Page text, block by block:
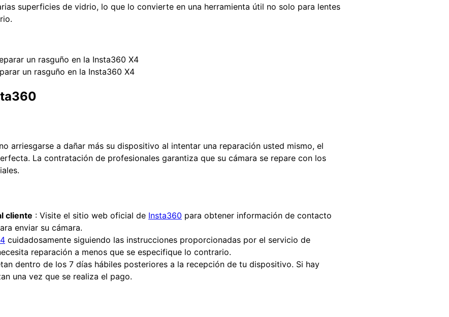
superficies de vidrio, lo que lo convierte en una herramienta útil no solo para lentes
un rasguño en la Insta360 X4
arriesgarse a dañar más su dispositivo al intentar una reparación usted mismo, el
La contratación de profesionales garantiza que su cámara se repare con los
cliente : Visite el sitio web oficial de Insta360 para obtener información de contacto
enviar su cámara.
cuidadosamente siguiendo las instrucciones proporcionadas por el servicio de
reparación a menos que se especifique lo contrario.
dentro de los 7 días hábiles posteriores a la recepción de tu dispositivo. Si hay
una vez que se realiza el pago.